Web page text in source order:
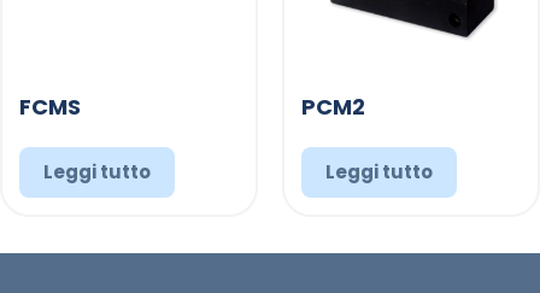
FCMS
Leggi tutto
PCM2
Leggi tutto